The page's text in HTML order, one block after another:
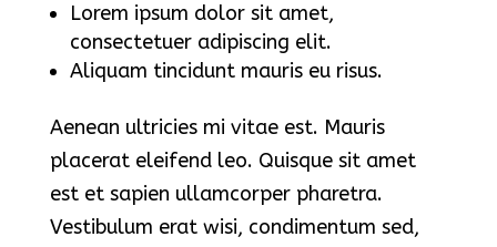
Lorem ipsum dolor sit amet,
consectetuer adipiscing elit.
Aliquam tincidunt mauris eu risus.
Aenean ultricies mi vitae est. Mauris
placerat eleifend leo. Quisque sit amet
est et sapien ullamcorper pharetra.
Vestibulum erat wisi, condimentum sed,